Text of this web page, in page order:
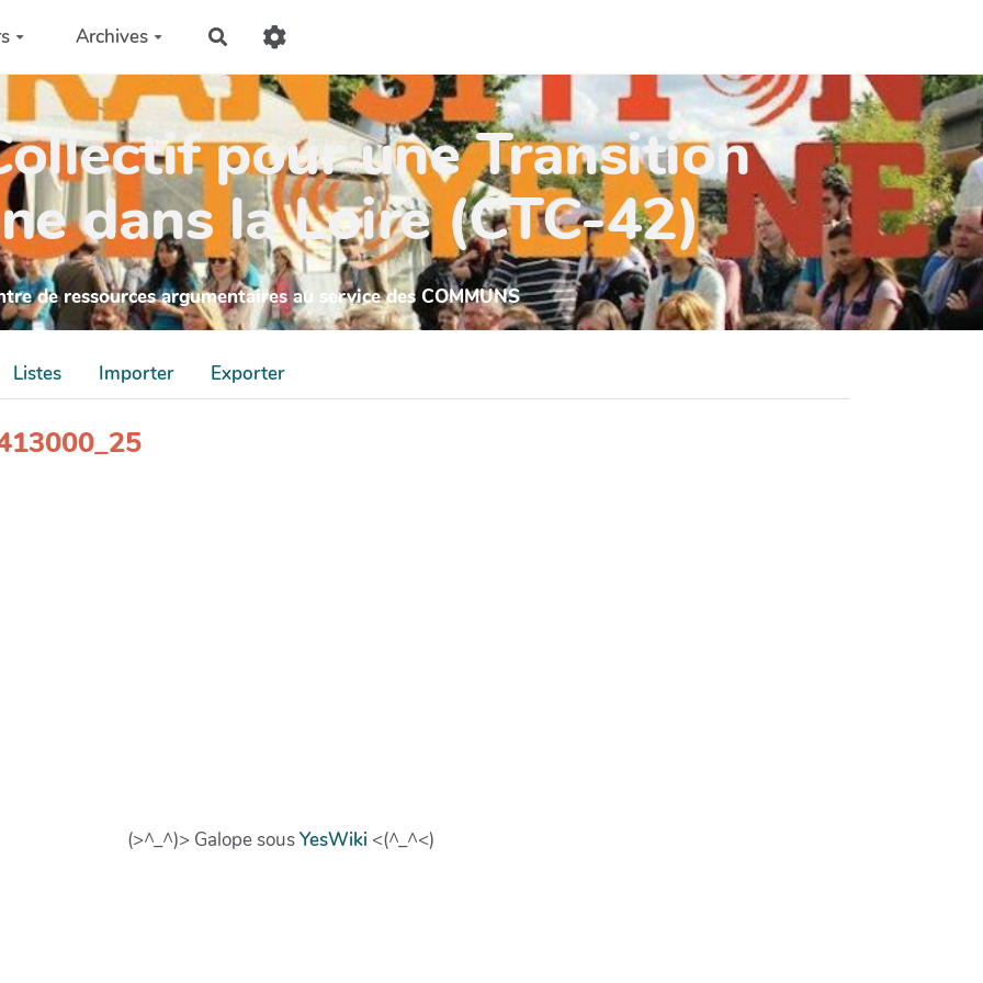
Archives Rechercher
pour une Transition
dans la Loire (CTC-42)
de ressources argumentaires au service des COMMUNS
Listes Importer Exporter
(>^_^)> Galope sousYesWiki <(^_^<)